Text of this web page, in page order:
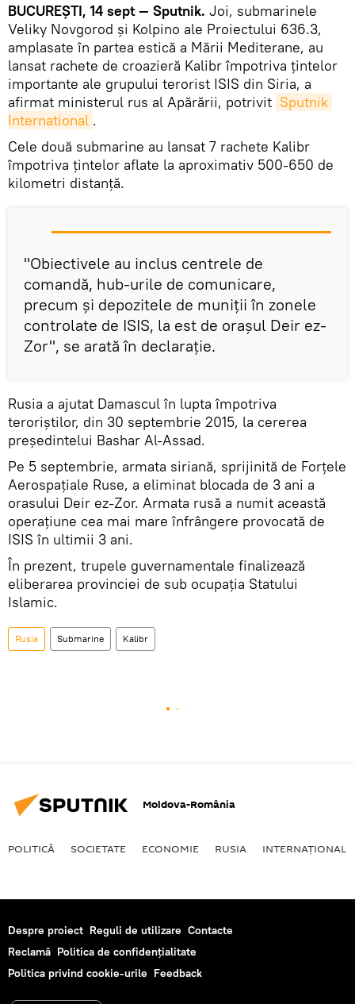
BUCUREȘTI, 14 sept — Sputnik. Joi, submarinele
Veliky Novgorod și Kolpino ale Proiectului 636.3,
amplasate în partea estică a Mării Mediterane, au
lansat rachete de croazieră Kalibr împotriva țintelor
importante ale grupului terorist ISIS din Siria, a
afirmat ministerul rus al Apărării, potrivit Sputnik
International .
Cele două submarine au lansat 7 rachete Kalibr
împotriva țintelor aflate la aproximativ 500-650 de
kilometri distanță.
"Obiectivele au inclus centrele de
comandă, hub-urile de comunicare,
precum și depozitele de muniții în zonele
controlate de ISIS, la est de orașul Deir ez-
Zor", se arată în declarație.
Rusia a ajutat Damascul în lupta împotriva
teroriștilor, din 30 septembrie 2015, la cererea
președintelui Bashar Al-Assad.
Pe 5 septembrie, armata siriană, sprijinită de Forțele
Aerospațiale Ruse, a eliminat blocada de 3 ani a
orasului Deir ez-Zor. Armata rusă a numit această
operațiune cea mai mare înfrângere provocată de
ISIS în ultimii 3 ani.
În prezent, trupele guvernamentale finalizează
eliberarea provinciei de sub ocupația Statului
Islamic.
Rusia Submarine Kalibr
Moldova-România
POLITICĂ SOCIETATE ECONOMIE RUSIA INTERNAŢIONAL
Despre proiect Reguli de utilizare Contacte
Reclamă Politica de confidențialitate
Politica privind cookie-urile Feedback